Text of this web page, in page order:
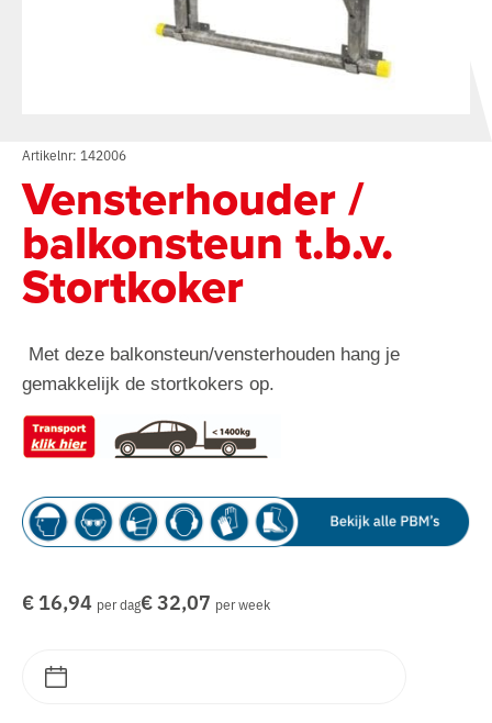
Artikelnr: 142006
Vensterhouder /
balkonsteun t.b.v.
Stortkoker
Met deze balkonsteun/vensterhouden hang je
gemakkelijk de stortkokers op.
€ 16,94 per dag€ 32,07 per week